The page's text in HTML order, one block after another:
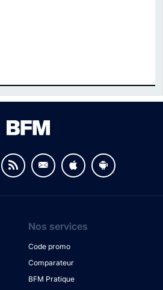
Nos services
Code promo
Comparateur
BFM Pratique